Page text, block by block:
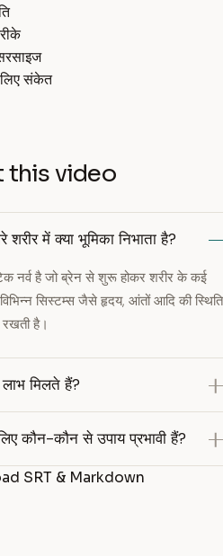
लिए संकेत
this video
शरीर में क्या भूमिका निभाता है?
नर्व है जो ब्रेन से शुरू होकर शरीर के कई
सिस्टम्स जैसे हृदय, आंतों आदि की स्थिति
है।
लाभ मिलते हैं?
कौन-कौन से उपाय प्रभावी हैं?
SRT & Markdown